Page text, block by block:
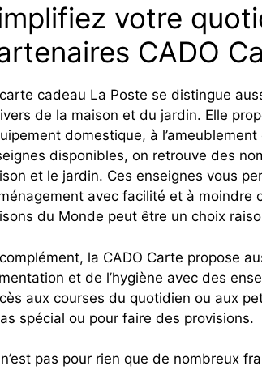
votre
CADO
cadeau La Poste se distingue
de la maison et du jardin. Elle
domestique, à
disponibles, on retrouve des
et le jardin. Ces enseignes vous
avec facilité et à
du Monde peut être un choix
la CADO Carte propose
et de l’hygiène avec des
aux courses du quotidien ou aux
spécial ou pour faire des provisions.
pas pour rien que de nombreux